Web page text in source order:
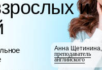
до 134 356 ₽,
от направления и нагрузки
Анна Щетинина,
преподаватель